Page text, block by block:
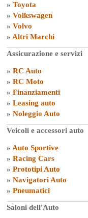
» Toyota
» Volkswagen
» Volvo
» Altri Marchi
Assicurazione e servizi
» RC Auto
» RC Moto
» Finanziamenti
» Leasing auto
» Noleggio Auto
Veicoli e accessori auto
» Auto Sportive
» Racing Cars
» Prototipi Auto
» Navigatori Auto
» Pneumatici
Saloni dell'Auto